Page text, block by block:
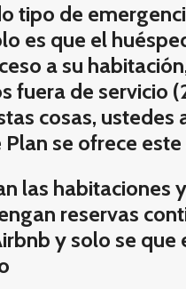
tipo de
es que el
a su
fuera de servicio
cosas, ustedes
se ofrece
las habitaciones
reservas
y solo se que